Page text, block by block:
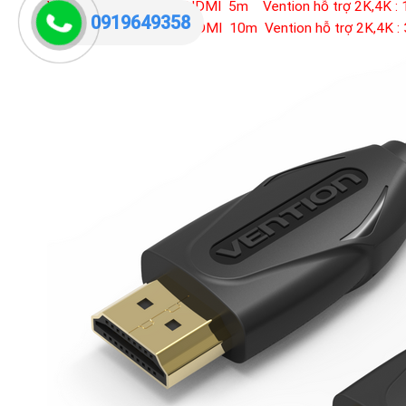
VAA-B04-B500: Cáp HDMI 5m Vention hỗ trợ 2K,4K :
VAA-B04-B1000: Cáp HDMI 10m Vention hỗ trợ 2K,4K :
0919649358